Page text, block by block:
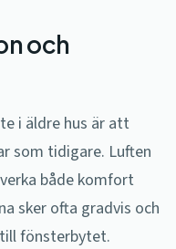
och
i äldre hus är att
som tidigare. Luften
både komfort
sker ofta gradvis och
fönsterbytet.